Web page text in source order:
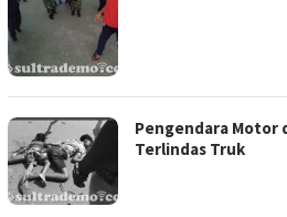
Pengendara Motor
Terlindas Truk